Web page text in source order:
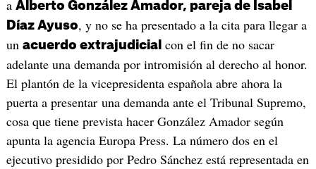
a Alberto González Amador, pareja de Isabel
Díaz Ayuso, y no se ha presentado a la cita para llegar a
un acuerdo extrajudicial con el fin de no sacar
adelante una demanda por intromisión al derecho al honor.
El plantón de la vicepresidenta española abre ahora la
puerta a presentar una demanda ante el Tribunal Supremo,
cosa que tiene prevista hacer González Amador según
apunta la agencia Europa Press. La número dos en el
ejecutivo presidido por Pedro Sánchez está representada en